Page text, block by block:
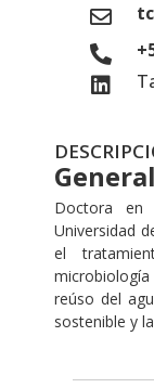
General
Doctora en
Universidad
el
reúso del
sostenible y